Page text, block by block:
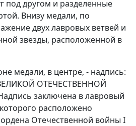
под другом и разделенные
Внизу медали, по
двух лавровых ветвей и
звезды, расположенной в
медали, в центре, - надпись:
ОТЕЧЕСТВЕННОЙ
заключена в лавровый
расположено
Отечественной войны I